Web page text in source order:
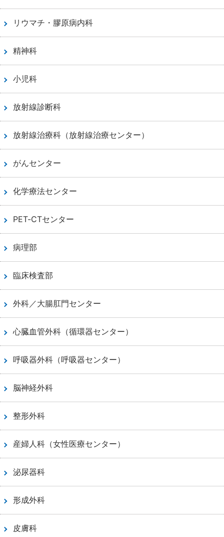
リウマチ・膠原病内科
精神科
小児科
放射線診断科
放射線治療科（放射線治療センター）
がんセンター
化学療法センター
PET-CTセンター
病理部
臨床検査部
外科／大腸肛門センター
心臓血管外科（循環器センター）
呼吸器外科（呼吸器センター）
脳神経外科
整形外科
産婦人科（女性医療センター）
泌尿器科
形成外科
皮膚科